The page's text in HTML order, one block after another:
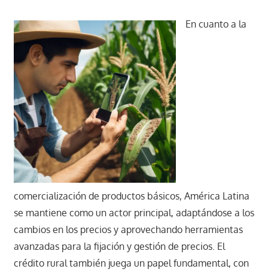
En cuanto a la
comercialización de productos básicos, América Latina
se mantiene como un actor principal, adaptándose a los
cambios en los precios y aprovechando herramientas
avanzadas para la fijación y gestión de precios. El
crédito rural también juega un papel fundamental, con